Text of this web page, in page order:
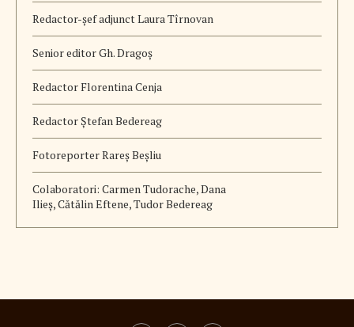
Redactor-șef adjunct Laura Tîrnovan
Senior editor Gh. Dragoș
Redactor Florentina Cenja
Redactor Ștefan Bedereag
Fotoreporter Rareș Beșliu
Colaboratori: Carmen Tudorache, Dana
Ilieș, Cătălin Eftene, Tudor Bedereag